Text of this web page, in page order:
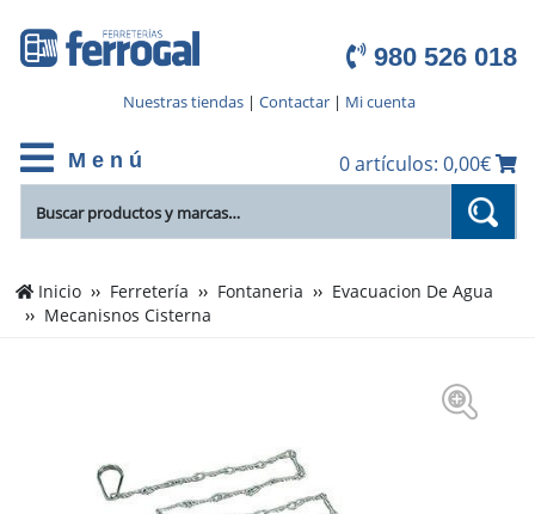
980 526 018
Nuestras tiendas| Contactar| Mi cuenta
M e n ú 0 artículos: 0,00€
Inicio Ferretería Fontaneria
Evacuacion De Agua
Mecanisnos Cisterna